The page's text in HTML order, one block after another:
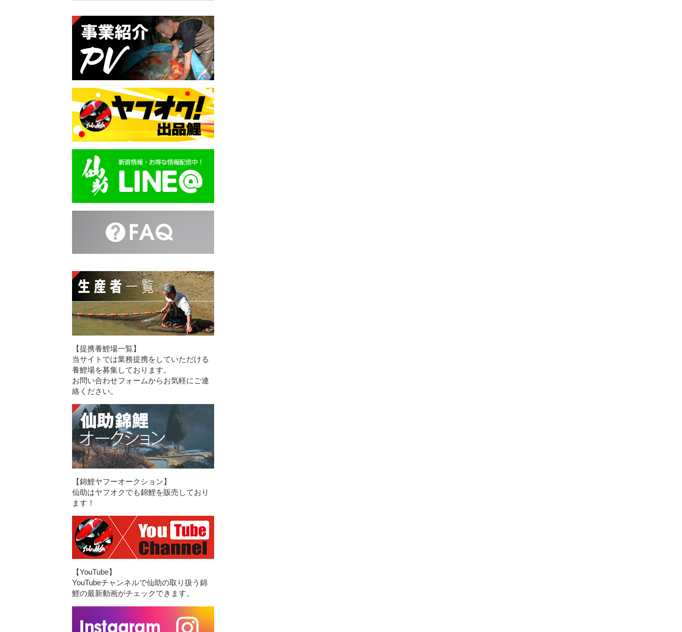
【提携養鯉場一覧】
当サイトでは業務提携をしていただける
養鯉場を募集しております。
お問い合わせフォームからお気軽にご連
絡ください。
【錦鯉ヤフーオークション】
仙助はヤフオクでも錦鯉を販売しており
ます！
【YouTube】
YouTubeチャンネルで仙助の取り扱う錦
鯉の最新動画がチェックできます。